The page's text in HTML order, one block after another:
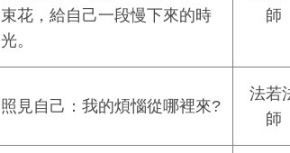
束花，給自己一段慢下來的時
光。
師
照見自己：我的煩惱從哪裡來?
法若
師